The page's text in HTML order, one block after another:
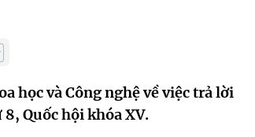
học và Công nghệ về việc trả lời
Quốc hội khóa XV.